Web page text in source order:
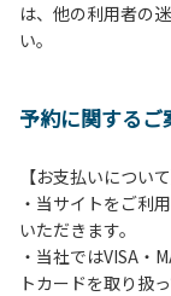
午後5時まで）
方や使用人数が
ら午前10時まで
は、お持ち帰り
【禁止事項】
カラオケ、発電
ァイヤー、打ち
は、他の利用者の
い。
予約に関するご
【お支払いについて
・当サイトをご利
いただきます。
・当社ではVISA・
トカードを取り扱っ